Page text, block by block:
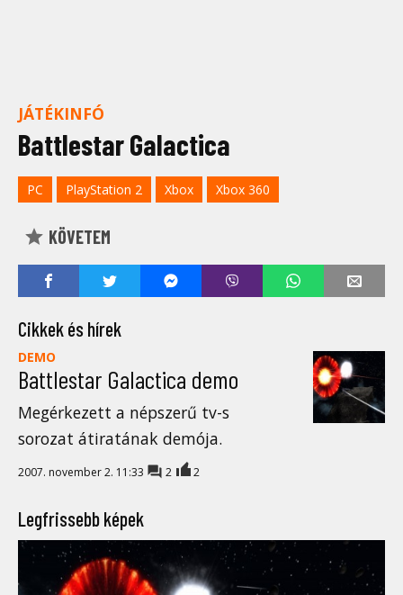
JÁTÉKINFÓ
Battlestar Galactica
PC PlayStation 2 Xbox Xbox 360
KÖVETEM
Cikkek és hírek
DEMO
Battlestar Galactica demo
Megérkezett a népszerű tv-s
sorozat átiratának demója.
2007. november 2. 11:33 2 2
Legfrissebb képek